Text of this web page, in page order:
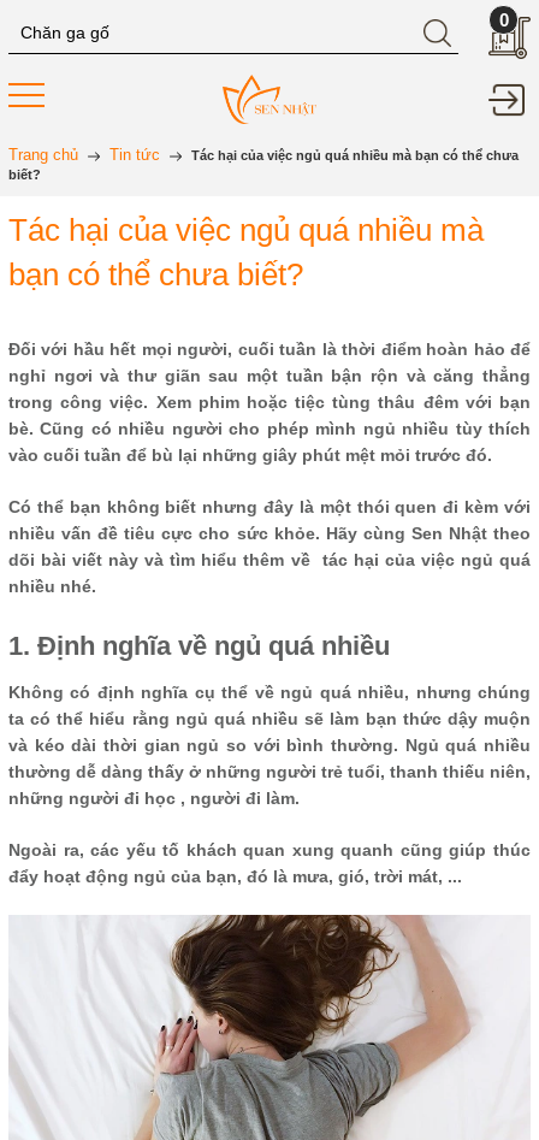
0
Trang chủ Tin tức
Tác hại của việc ngủ quá nhiều mà bạn có thể chưa
biết?
Tác hại của việc ngủ quá nhiều mà
bạn có thể chưa biết?
Đối với hầu hết mọi người, cuối tuần là thời điểm hoàn hảo để
nghỉ ngơi và thư giãn sau một tuần bận rộn và căng thẳng
trong công việc. Xem phim hoặc tiệc tùng thâu đêm với bạn
bè. Cũng có nhiều người cho phép mình ngủ nhiều tùy thích
vào cuối tuần để bù lại những giây phút mệt mỏi trước đó.
Có thể bạn không biết nhưng đây là một thói quen đi kèm với
nhiều vấn đề tiêu cực cho sức khỏe. Hãy cùng Sen Nhật theo
dõi bài viết này và tìm hiểu thêm về tác hại của việc ngủ quá
nhiều nhé.
1. Định nghĩa về ngủ quá nhiều
Không có định nghĩa cụ thể về ngủ quá nhiều, nhưng chúng
ta có thể hiểu rằng ngủ quá nhiều sẽ làm bạn thức dậy muộn
và kéo dài thời gian ngủ so với bình thường. Ngủ quá nhiều
thường dễ dàng thấy ở những người trẻ tuổi, thanh thiếu niên,
những người đi học , người đi làm.
Ngoài ra, các yếu tố khách quan xung quanh cũng giúp thúc
đẩy hoạt động ngủ của bạn, đó là mưa, gió, trời mát, ...